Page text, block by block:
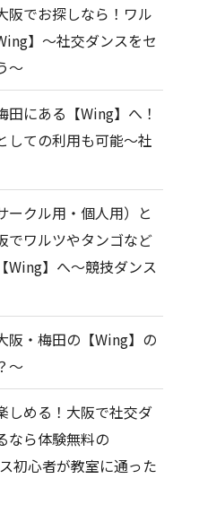
阪でお探しなら！ワル
】～社交ダンスをセ
～
にある【Wing】へ！
しての利用も可能～社
ークル用・個人用）と
でワルツやタンゴなど
Wing】へ～競技ダンス
阪・梅田の【Wing】の
～
しめる！大阪で社交ダ
なら体験無料の
初心者が教室に通った